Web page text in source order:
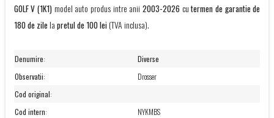
GOLF V (1K1) model auto produs intre anii 2003-2026 cutermen de garantie de
180 de zile la pretul de 100 lei(TVA inclusa).
Denumire:
Diverse
Observatii:
Drosser
Cod original:
Cod intern:
NYKMBS